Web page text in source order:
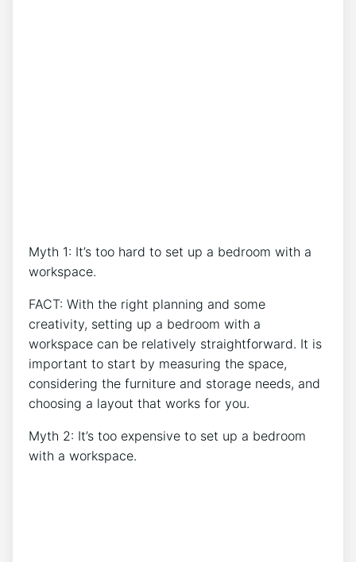
Myth 1: It’s too hard to set up a bedroom with a
workspace.
FACT: With the right planning and some
creativity, setting up a bedroom with a
workspace can be relatively straightforward. It is
important to start by measuring the space,
considering the furniture and storage needs, and
choosing a layout that works for you.
Myth 2: It’s too expensive to set up a bedroom
with a workspace.